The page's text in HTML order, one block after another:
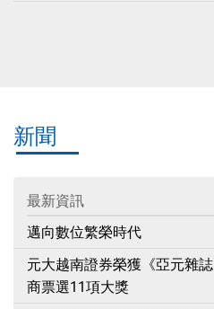
新聞
最新資訊
邁向數位繁榮時代
元大越南證券榮獲《亞元雜
商票選11項大獎